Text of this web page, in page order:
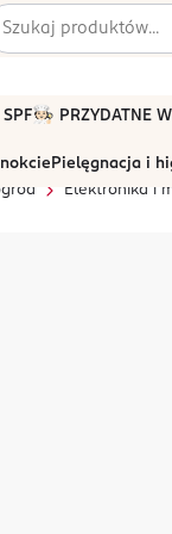
🧑🏻‍🍳 PRZYDATNE
Pielęgnacja i
Elektronika i